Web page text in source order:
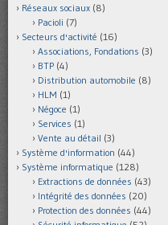
Réseaux sociaux (8)
Pacioli (7)
Secteurs d'activité (16)
Associations, Fondations (3)
BTP (4)
Distribution automobile (8)
HLM (1)
Négoce (1)
Services (1)
Vente au détail (3)
Système d'information (44)
Système informatique (128)
Extractions de données (43)
Intégrité des données (20)
Protection des données (44)